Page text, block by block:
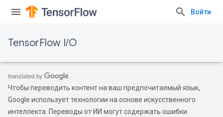
Войти
TensorFlow I/O
Чтобы переводить контент на ваш предпочитаемый язык,
Google использует технологии на основе искусственного
интеллекта. Переводы от ИИ могут содержать ошибки.